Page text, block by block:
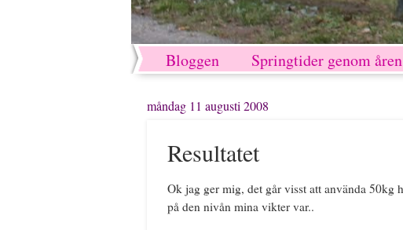
Bloggen Springtider genom åren
måndag 11 augusti 2008
Resultatet
Ok jag ger mig, det går visst att använda 50kg
på den nivån mina vikter var..